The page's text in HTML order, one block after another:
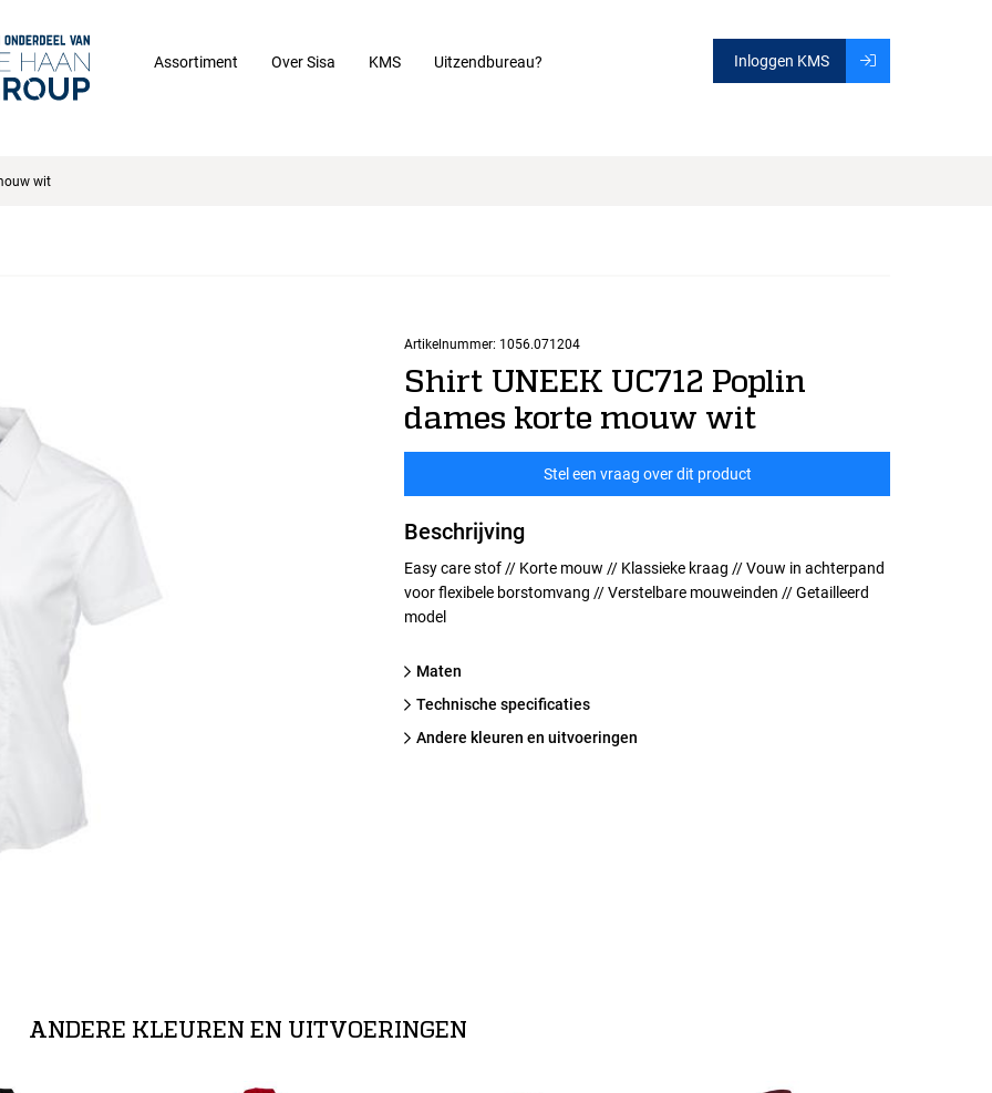
Assortiment Over Sisa KMS Uitzendbureau? Inloggen KMS
wit
Artikelnummer: 1056.071204
Shirt UNEEK UC712 Poplin
dames korte mouw wit
Stel een vraag over dit product
Beschrijving
Easy care stof // Korte mouw // Klassieke kraag // Vouw in achterpand
voor flexibele borstomvang // Verstelbare mouweinden // Getailleerd
model
Maten
technische specificaties
Andere kleuren en uitvoeringen
ANDERE KLEUREN EN UITVOERINGEN